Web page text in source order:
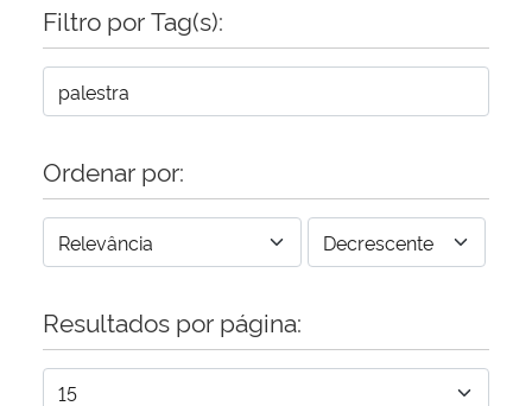
Filtro por Tag(s):
Ordenar por:
Resultados por página: